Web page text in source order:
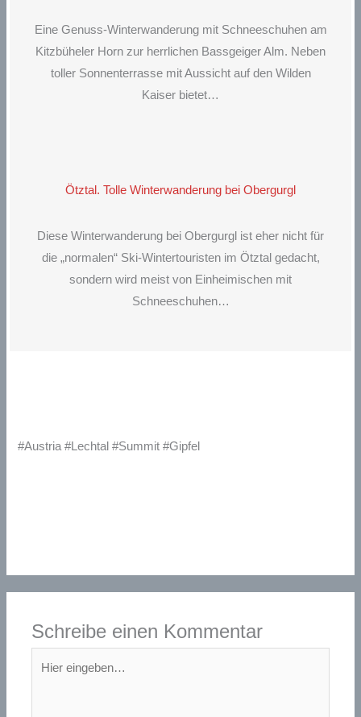
Eine Genuss-Winterwanderung mit Schneeschuhen am
Kitzbüheler Horn zur herrlichen Bassgeiger Alm. Neben
toller Sonnenterrasse mit Aussicht auf den Wilden
Kaiser bietet…
Ötztal. Tolle Winterwanderung bei Obergurgl
Diese Winterwanderung bei Obergurgl ist eher nicht für
die „normalen“ Ski-Wintertouristen im Ötztal gedacht,
sondern wird meist von Einheimischen mit
Schneeschuhen…
#Austria #Lechtal #Summit #Gipfel
Schreibe einen Kommentar